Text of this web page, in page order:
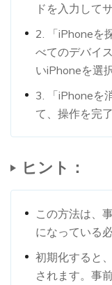
ドを入力して
2. 「iPhoneを
べてのデバイ
いiPhoneを選
3. 「iPhoneを
て、操作を完
ヒント：
この方法は、
になっている
初期化すると
されます。事